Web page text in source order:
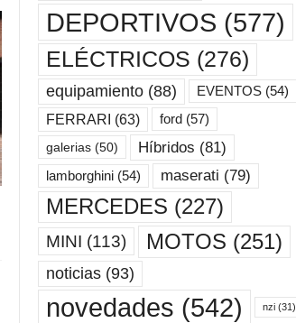
DEPORTIVOS (577)
ELÉCTRICOS (276)
equipamiento(88) EVENTOS(54)
FERRARI (63) ford(57)
galerias(50) Híbridos (81)
lamborghini(54) maserati (79)
MERCEDES (227)
MINI (113) MOTOS (251)
noticias(93)
novedades (542) nzi(31)